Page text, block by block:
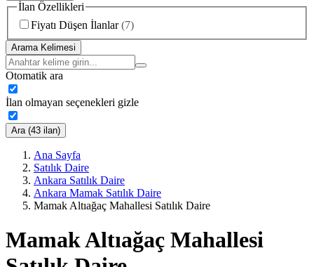
İlan Özellikleri
Fiyatı Düşen İlanlar (7)
Arama Kelimesi
Otomatik ara
İlan olmayan seçenekleri gizle
Ara (43 ilan)
Ana Sayfa
Satılık Daire
Ankara Satılık Daire
Ankara Mamak Satılık Daire
Mamak Altıağaç Mahallesi Satılık Daire
Mamak Altıağaç Mahallesi